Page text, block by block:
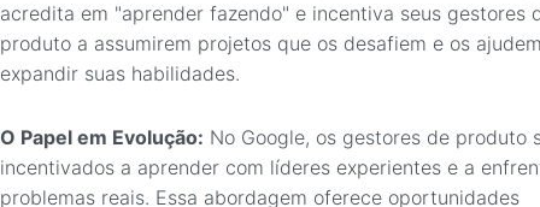
acredita em "aprender fazendo" e incentiva seus gestores
produto a assumirem projetos que os desafiem e os
expandir suas habilidades.
O Papel em Evolução: No Google, os gestores de produto
incentivados a aprender com líderes experientes e a
problemas reais. Essa abordagem oferece oportunidades